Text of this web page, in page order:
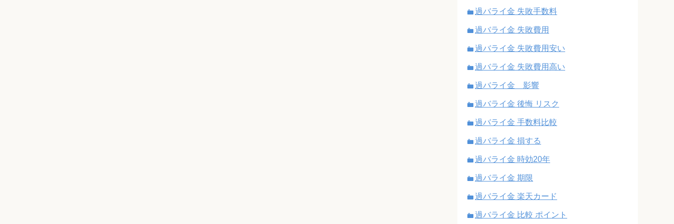
過バライ金 失敗手数料
過バライ金 失敗費用
過バライ金 失敗費用安い
過バライ金 失敗費用高い
過バライ金 影響
過バライ金 後悔 リスク
過バライ金 手数料比較
過バライ金 損する
過バライ金 時効20年
過バライ金 期限
過バライ金 楽天カード
過バライ金 比較 ポイント